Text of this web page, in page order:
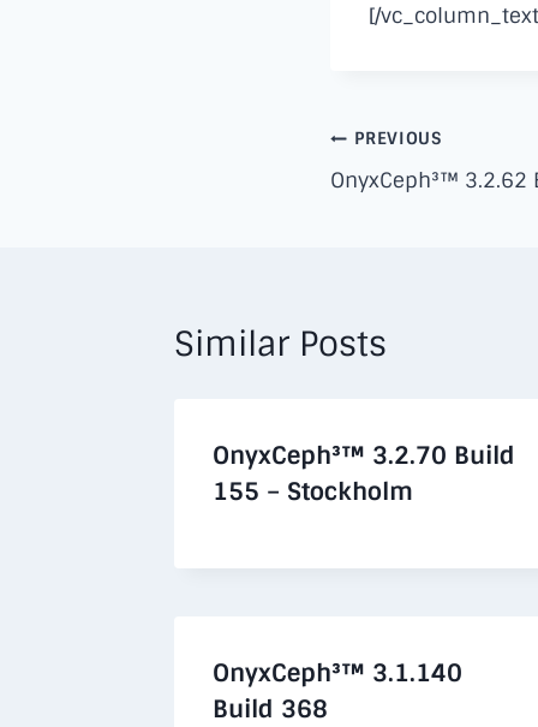
[/
Post
navigation
PREVIOUS
OnyxCeph³™ 3.2.62
Similar Posts
OnyxCeph³™ 3.2.70 Build
155 – Stockholm
OnyxCeph³™ 3.1.140
Build 368